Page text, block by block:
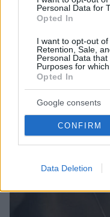
Personal Data for
Opted In
I want to opt-out of
Retention, Sale,
Personal Data
Purposes for
Opted In
Google consents
CONFIRM
Data Deletion
της Dolce Vita